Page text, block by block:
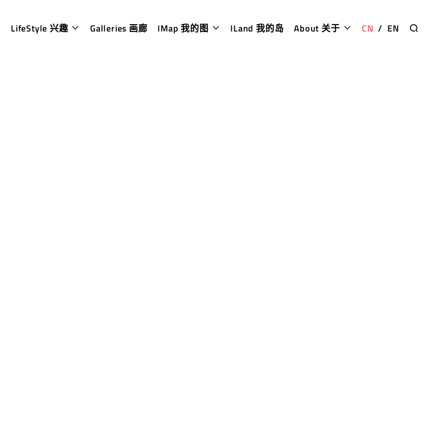
LifeStyle 兴趣 Galleries 画廊 IMap 我的图 ILand 我的岛 About 关于 CN / EN